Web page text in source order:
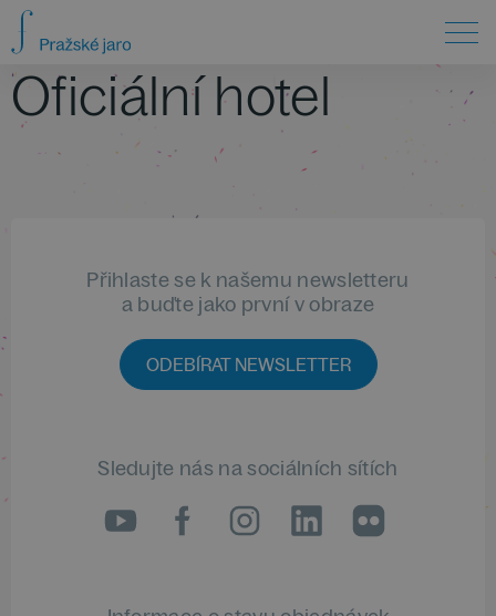
Oficiální hotel
Přihlaste se k našemu newsletteru
a buďte jako první v obraze
ODEBÍRAT NEWSLETTER
Sledujte nás na sociálních sítích
LinkedIn
flickr